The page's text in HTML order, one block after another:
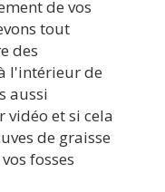
de vos
tout
des
l'intérieur de
aussi
et si cela
de graisse
fosses